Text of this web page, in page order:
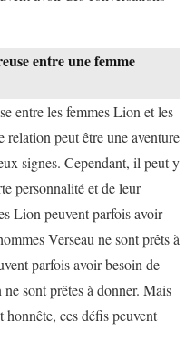
entre une femme
entre les femmes Lion et les
relation peut être une aventure
signes. Cependant, il peut y
personnalité et de leur
Lion peuvent parfois avoir
Verseau ne sont prêts à
parfois avoir besoin de
sont prêtes à donner. Mais
ces défis peuvent